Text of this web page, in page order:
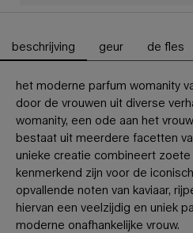
PDP-tabbladen
beschrijving geur de fles
het moderne parfum womanity
door de vrouwen uit diverse
womanity, een ode aan het
bestaat uit meerdere facetten
unieke creatie combineert
kenmerkend zijn voor de
opvallende noten van kaviaar,
hiervan een veelzijdig en uniek
moderne onafhankelijke vrouw.